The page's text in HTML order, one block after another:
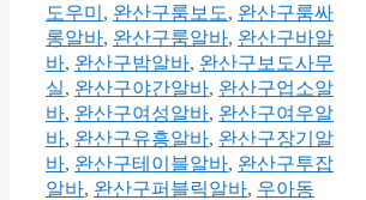
도우미 , 완산구룸보도, 완산구룸싸
롱알바, 완산구룸알바, 완산구바알
바, 완산구밤알바, 완산구보도사무
실, 완산구야간알바, 완산구업소알
바, 완산구여성알바, 완산구여우알
바, 완산구유흥알바, 완산구장기알
바, 완산구테이블알바, 완산구투잡
알바, 완산구퍼블릭알바, 우아동